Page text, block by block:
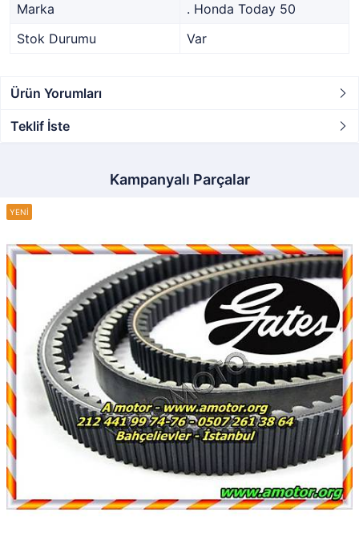
Marka
. Honda Today 50
Stok Durumu
Var
Ürün Yorumları
Teklif İste
Kampanyalı Parçalar